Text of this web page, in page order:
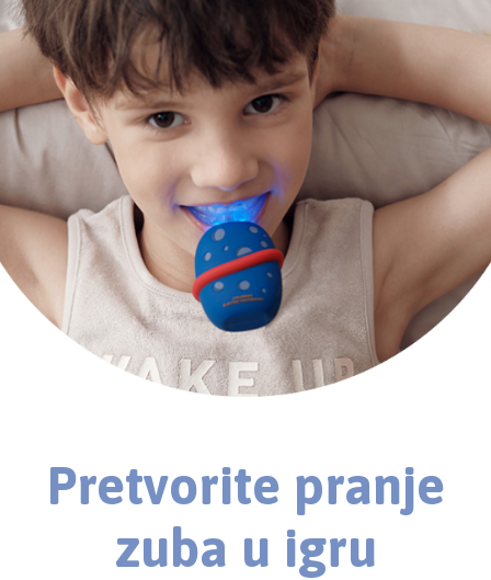
Pretvorite pranje
zuba u igru